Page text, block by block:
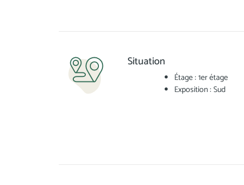
Situation
Étage : 1er étage
Exposition : Sud